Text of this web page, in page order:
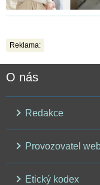
Reklama:
O nás
Redakce
Provozovatel
Etický kodex